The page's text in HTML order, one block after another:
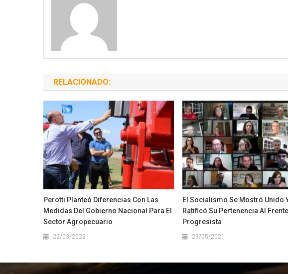
RELACIONADO:
Perotti Planteó Diferencias Con Las
Medidas Del Gobierno Nacional Para El
Sector Agropecuario
22/03/2022
El Socialismo Se Mostró Unido
Ratificó Su Pertenencia Al Frente
Progresista
29/05/2021